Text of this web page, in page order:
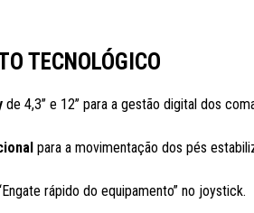
TECNOLÓGICO
de 4,3’’ e 12’’ para a gestão digital dos
para a movimentação dos pés
rápido do equipamento” no joystick.